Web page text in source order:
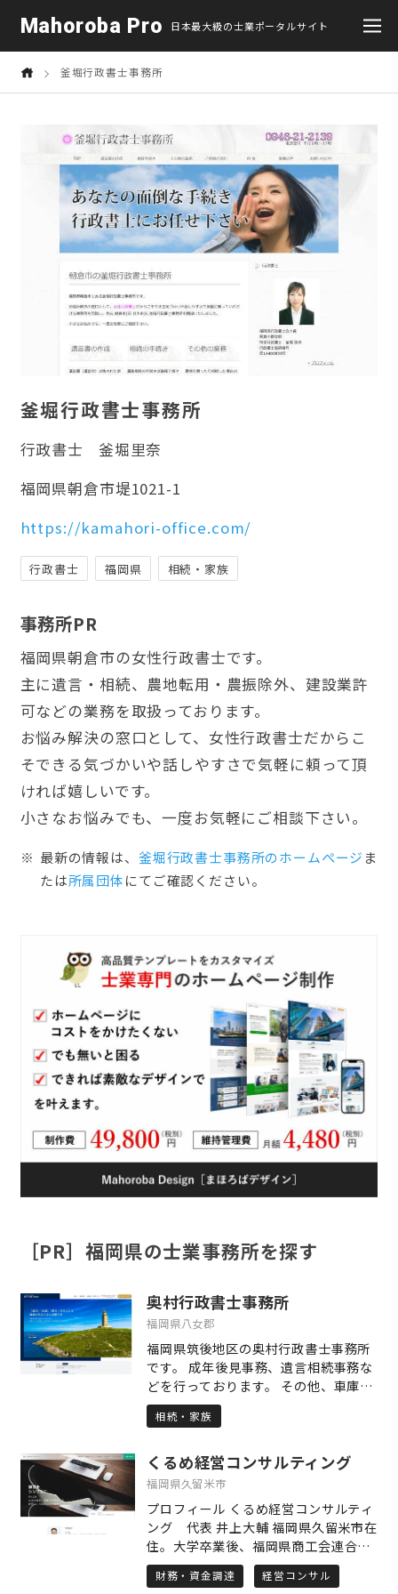
Mahoroba Pro 日本最大級の士業ポータルサイト
釜堀行政書士事務所
釜堀行政書士事務所
行政書士
釜堀里奈
福岡県朝倉市堤1021-1
https://kamahori-office.com/
行政書士 福岡県 相続・家族
事務所PR
福岡県朝倉市の女性行政書士です。
主に遺言・相続、農地転用・農振除外、建設業許
可などの業務を取扱っております。
お悩み解決の窓口として、女性行政書士だからこ
そできる気づかいや話しやすさで気軽に頼って頂
ければ嬉しいです。
小さなお悩みでも、一度お気軽にご相談下さい。
最新の情報は、 釜堀行政書士事務所のホームぺージ ま
たは所属団体にてご確認ください。
［PR］福岡県の士業事務所を探す
奥村行政書士事務所
福岡県八女郡
福岡県筑後地区の奥村行政書士事務所
です。 成年後見事務、遺言相続事務な
どを行っております。 その他、車庫証
明、自動車登録も取り扱っています。
地域の皆様に寄り添い、丁寧かつ迅速
「確実」「迅速」、 略して「SKG48」
を旨として頑張って参ります。 他士業
ます。 どうぞ宜しくお願い申し上げま
す。
相続・家族
くるめ経営コンサルティング
福岡県久留米市
プロフィール くるめ経営コンサルティ
ング 代表 井上大輔 福岡県久留米市在
住。大学卒業後、福岡県商工会連合会
に勤務。中小企業支援に20年間従事す
る。 販路開拓、資金繰り、人材育成な
財務・資金調達 経営コンサル